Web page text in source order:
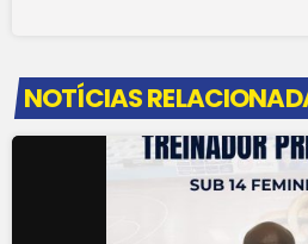
NOTÍCIAS